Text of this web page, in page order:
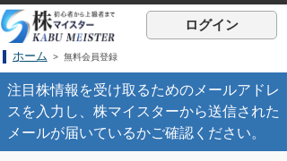
ログイン
ホーム > 無料会員登録
注目株情報を受け取るためのメールアドレ
スを入力し、株マイスターから送信された
メールが届いているかご確認ください。